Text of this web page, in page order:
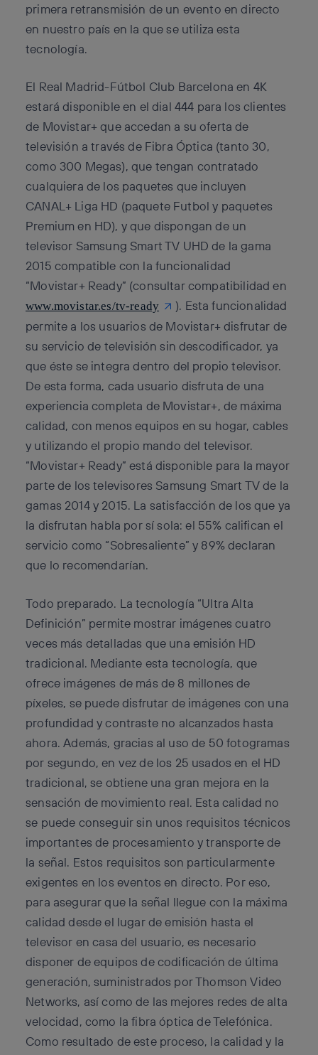
primera retransmisión de un evento en directo
en nuestro país en la que se utiliza esta
tecnología.
El Real Madrid-Fútbol Club Barcelona en 4K
estará disponible en el dial 444 para los clientes
de Movistar+ que accedan a su oferta de
televisión a través de Fibra Óptica (tanto 30,
como 300 Megas), que tengan contratado
cualquiera de los paquetes que incluyen
CANAL+ Liga HD (paquete Futbol y paquetes
Premium en HD), y que dispongan de un
televisor Samsung Smart TV UHD de la gama
2015 compatible con la funcionalidad
“Movistar+ Ready” (consultar compatibilidad en
www.movistar.es/tv-ready
). Esta funcionalidad
permite a los usuarios de Movistar+ disfrutar de
su servicio de televisión sin descodificador, ya
que éste se integra dentro del propio televisor.
De esta forma, cada usuario disfruta de una
experiencia completa de Movistar+, de máxima
calidad, con menos equipos en su hogar, cables
y utilizando el propio mando del televisor.
“Movistar+ Ready” está disponible para la mayor
parte de los televisores Samsung Smart TV de la
gamas 2014 y 2015. La satisfacción de los que ya
la disfrutan habla por sí sola: el 55% califican el
servicio como “Sobresaliente” y 89% declaran
que lo recomendarían.
Todo preparado. La tecnología “Ultra Alta
Definición” permite mostrar imágenes cuatro
veces más detalladas que una emisión HD
tradicional. Mediante esta tecnología, que
ofrece imágenes de más de 8 millones de
píxeles, se puede disfrutar de imágenes con una
profundidad y contraste no alcanzados hasta
ahora. Además, gracias al uso de 50 fotogramas
por segundo, en vez de los 25 usados en el HD
tradicional, se obtiene una gran mejora en la
sensación de movimiento real. Esta calidad no
se puede conseguir sin unos requisitos técnicos
importantes de procesamiento y transporte de
la señal. Estos requisitos son particularmente
exigentes en los eventos en directo. Por eso,
para asegurar que la señal llegue con la máxima
calidad desde el lugar de emisión hasta el
televisor en casa del usuario, es necesario
disponer de equipos de codificación de última
generación, suministrados por Thomson Video
Networks, así como de las mejores redes de alta
velocidad, como la fibra óptica de Telefónica.
Como resultado de este proceso, la calidad y la